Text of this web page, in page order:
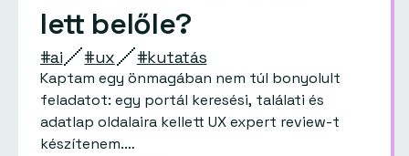
lett belőle?
#ai #ux #kutatás
Kaptam egy önmagában nem túl bonyolult
feladatot: egy portál keresési, találati és
adatlap oldalaira kellett UX expert review-t
készítenem.…